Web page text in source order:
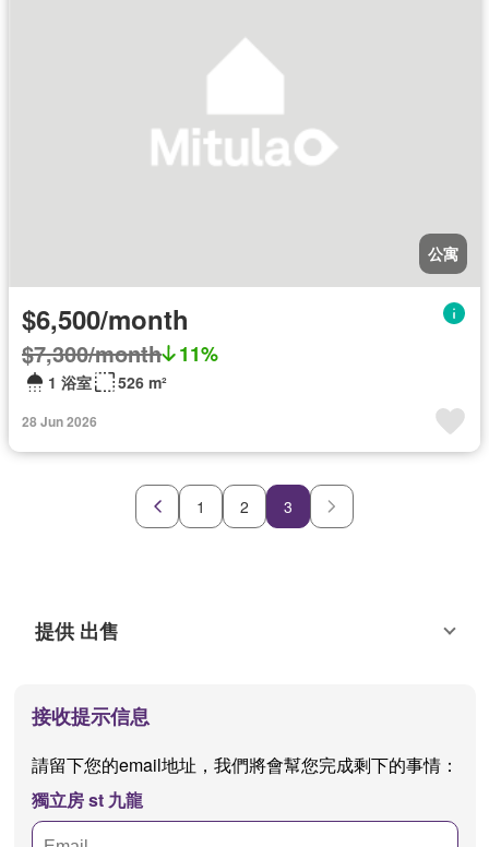
公寓
$6,500/month
$7,300/month 11%
1 浴室 526 m²
28 Jun 2026
1 2 3
提供 出售
接收提示信息
請留下您的email地址，我們將會幫您完成剩下的事情：
獨立房 st 九龍